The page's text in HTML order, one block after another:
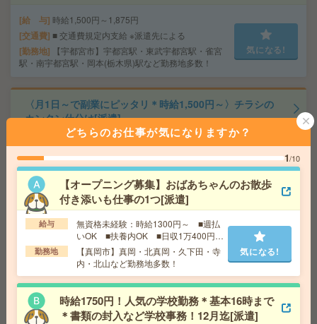
給 与 時給1,500円～1,875円
交通費 ■ 交通費規定内支給 ※派遣先による
勤務地
【宇都宮市】宇都宮駅・東武宇都宮駅・雀宮
駅・南宇都宮駅・岡本(栃木県)駅など勤務地多数！
気になる!
〈月1日～で副業にピッタリ＊時給1,500円～〉チラシの
カンタン仕分け[派遣]
給 与 時給1,500円～1,875円
交通費 ■ 交通費規定内支給 ※派遣先による
勤務地
【宇都宮市】宇都宮駅・東武宇都宮駅・雀宮
駅・南宇都宮駅・岡本(栃木県)駅など勤務地多数！
気になる!
給与即払いOK！高時給！土日休み！日勤のお仕事！組立
作業[派遣]
時給1400円
交通費 交通費支給有り
勤務地 宇都宮駅～車20分 ※車通勤・バイク通勤OK
気になる!
どちらのお仕事が気になりますか？
1/10
【オープニング募集】おばあちゃんのお散歩
付き添いも仕事の1つ[派遣]
給与
無資格未経験：時給1300円～ ■週払
いOK ■扶養内OK ■日収1万400円以
上
勤務地
【真岡市】真岡・北真岡・久下田・寺
内・北山など勤務地多数！
気になる!
時給1750円！人気の学校勤務＊基本16時まで
＊書類の封入など学校事務！12月迄[派遣]